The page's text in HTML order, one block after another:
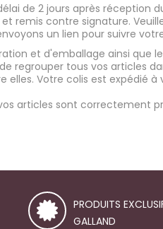
de 2 jours après réception
remis contre signature.
un lien pour suivre
et d'emballage ainsi que
regrouper tous vos articles
Votre colis est expédié
articles sont correctement
PRODUITS
GALLAND